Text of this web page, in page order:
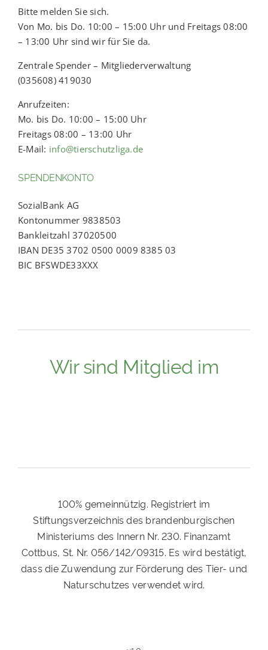
Bitte melden Sie sich.
Von Mo. bis Do. 10:00 – 15:00 Uhr und Freitags 08:00
– 13:00 Uhr sind wir für Sie da.
Zentrale Spender – Mitgliederverwaltung
(035608) 419030
Anrufzeiten:
Mo. bis Do. 10:00 – 15:00 Uhr
Freitags 08:00 – 13:00 Uhr
E-Mail: info@tierschutzliga.de
SPENDENKONTO
SozialBank AG
Kontonummer 9838503
Bankleitzahl 37020500
IBAN DE35 3702 0500 0009 8385 03
BIC BFSWDE33XXX
Wir sind Mitglied im
100% gemeinnützig. Registriert im
Stiftungsverzeichnis des brandenburgischen
Ministeriums des Innern Nr. 230. Finanzamt
Cottbus, St. Nr. 056/142/09315. Es wird bestätigt,
dass die Zuwendung zur Förderung des Tier- und
Naturschutzes verwendet wird.